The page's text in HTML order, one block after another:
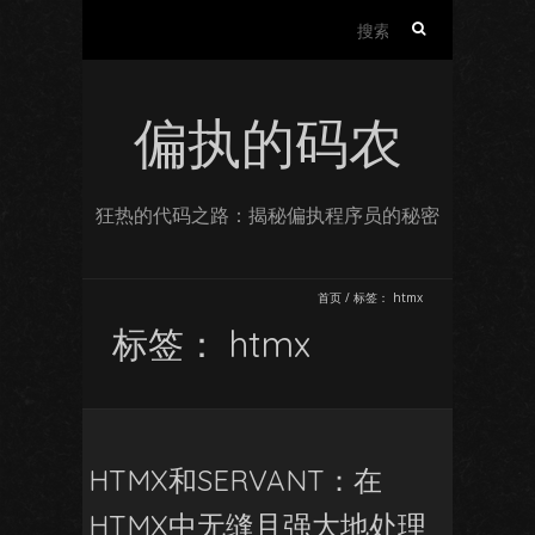
偏执的码农
狂热的代码之路：揭秘偏执程序员的秘密
首页 / 标签： htmx
标签： htmx
HTMX和SERVANT：在
HTMX中无缝且强大地处理